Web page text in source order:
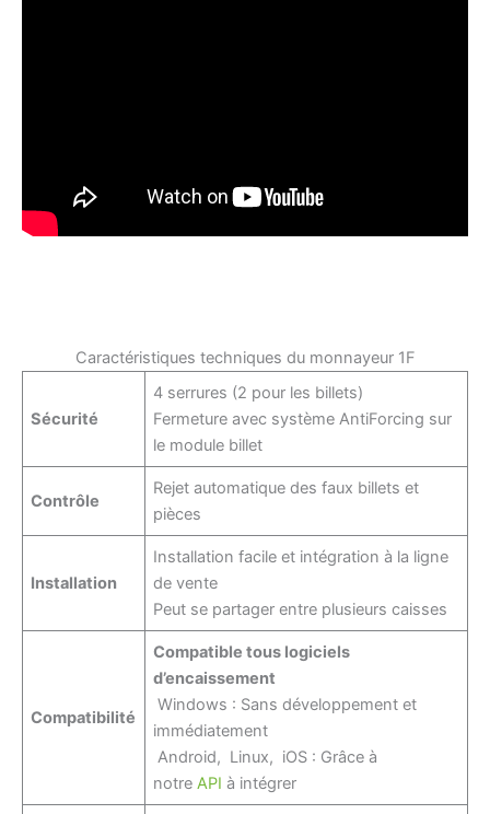
Caractéristiques techniques du monnayeur 1F
Sécurité
4 serrures (2 pour les billets)
Fermeture avec système AntiForcing sur
le module billet
Contrôle
Rejet automatique des faux billets et
pièces
Installation
Installation facile et intégration à la ligne
de vente
Peut se partager entre plusieurs caisses
Compatibilité
Compatible tous logiciels
d’encaissement
Windows : Sans développement et
immédiatement
Android, Linux, iOS : Grâce à
notreAPI à intégrer